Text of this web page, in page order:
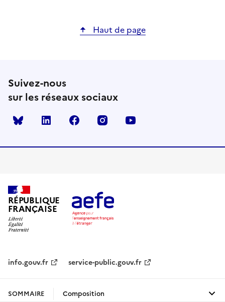
SOMMAIRE Composition
Haut de page
Suivez-nous
sur les réseaux sociaux
Bluesky linkedin facebook instagram
RÉPUBLIQUE
FRANÇAISE
info.gouv.fr
service-public.gouv.fr